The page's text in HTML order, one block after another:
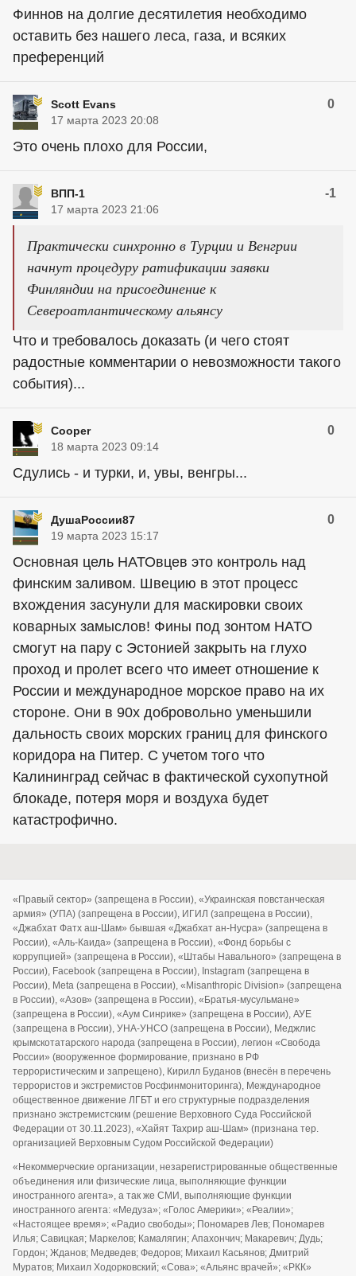
Финнов на долгие десятилетия необходимо
оставить без нашего леса, газа, и всяких
преференций
Scott Evans 0
17 марта 2023 20:08
Это очень плохо для России,
ВПП-1 -1
17 марта 2023 21:06
Практически синхронно в Турции и Венгрии
начнут процедуру ратификации заявки
Финляндии на присоединение к
Североатлантическому альянсу
Что и требовалось доказать (и чего стоят
радостные комментарии о невозможности такого
события)...
Cooper 0
18 марта 2023 09:14
Сдулись - и турки, и, увы, венгры...
ДушаРоссии87 0
19 марта 2023 15:17
Основная цель НАТОвцев это контроль над
финским заливом. Швецию в этот процесс
вхождения засунули для маскировки своих
коварных замыслов! Фины под зонтом НАТО
смогут на пару с Эстонией закрыть на глухо
проход и пролет всего что имеет отношение к
России и международное морское право на их
стороне. Они в 90х добровольно уменьшили
дальность своих морских границ для финского
коридора на Питер. С учетом того что
Калининград сейчас в фактической сухопутной
блокаде, потеря моря и воздуха будет
катастрофично.
«Правый сектор» (запрещена в России), «Украинская повстанческая
армия» (УПА) (запрещена в России), ИГИЛ (запрещена в России),
«Джабхат Фатх аш-Шам» бывшая «Джабхат ан-Нусра» (запрещена в
России), «Аль-Каида» (запрещена в России), «Фонд борьбы с
коррупцией» (запрещена в России), «Штабы Навального» (запрещена в
России), Facebook (запрещена в России), Instagram (запрещена в
России), Meta (запрещена в России), «Misanthropic Division» (запрещена
в России), «Азов» (запрещена в России), «Братья-мусульмане»
(запрещена в России), «Аум Синрике» (запрещена в России), АУЕ
(запрещена в России), УНА-УНСО (запрещена в России), Меджлис
крымскотатарского народа (запрещена в России), легион «Свобода
России» (вооруженное формирование, признано в РФ
террористическим и запрещено), Кирилл Буданов (внесён в перечень
террористов и экстремистов Росфинмониторинга), Международное
общественное движение ЛГБТ и его структурные подразделения
признано экстремистским (решение Верховного Суда Российской
Федерации от 30.11.2023), «Хайят Тахрир аш-Шам» (признана тер.
организацией Верховным Судом Российской Федерации)
«Некоммерческие организации, незарегистрированные общественные
объединения или физические лица, выполняющие функции
иностранного агента», а так же СМИ, выполняющие функции
иностранного агента: «Медуза»; «Голос Америки»; «Реалии»;
«Настоящее время»; «Радио свободы»; Пономарев Лев; Пономарев
Илья; Савицкая; Маркелов; Камалягин; Апахончич; Макаревич; Дудь;
Гордон; Жданов; Медведев; Федоров; Михаил Касьянов; Дмитрий
Муратов; Михаил Ходорковский; «Сова»; «Альянс врачей»; «РКК»